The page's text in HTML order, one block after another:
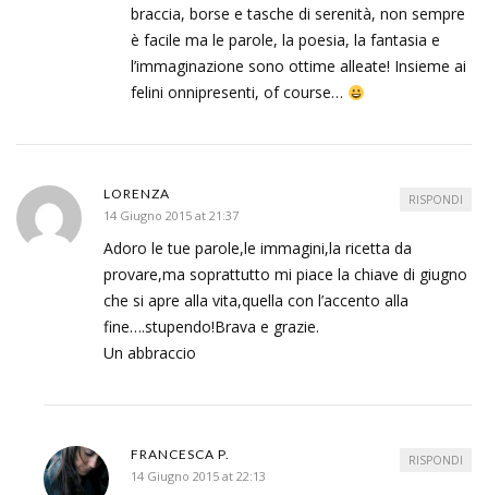
braccia, borse e tasche di serenità, non sempre
è facile ma le parole, la poesia, la fantasia e
l’immaginazione sono ottime alleate! Insieme ai
felini onnipresenti, of course…
LORENZA
14 Giugno 2015 at 21:37
Adoro le tue parole,le immagini,la ricetta da
provare,ma soprattutto mi piace la chiave di giugno
che si apre alla vita,quella con l’accento alla
fine….stupendo!Brava e grazie.
Un abbraccio
RISPONDI
FRANCESCA P.
14 Giugno 2015 at 22:13
RISPONDI